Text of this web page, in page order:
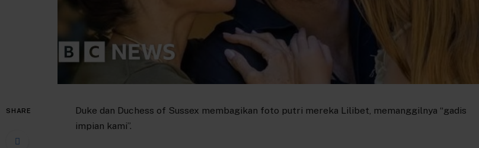
SHARE
Duke dan Duchess of Sussex membagikan foto putri mereka Lilibet, memanggilnya “gadis
impian kami”.